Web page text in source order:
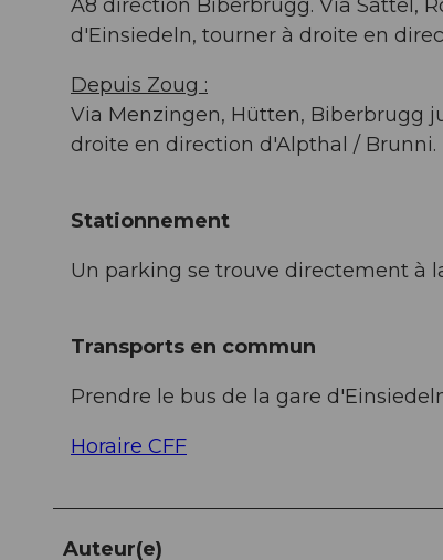
A8 direction Biberbrugg. Via Sattel,
d'Einsiedeln, tourner à droite en
Depuis Zoug :
Via Menzingen, Hütten, Biberbrugg
droite en direction d'Alpthal / Brunni.
Stationnement
Un parking se trouve directement à
Transports en commun
Prendre le bus de la gare
Horaire CFF
Auteur(e)